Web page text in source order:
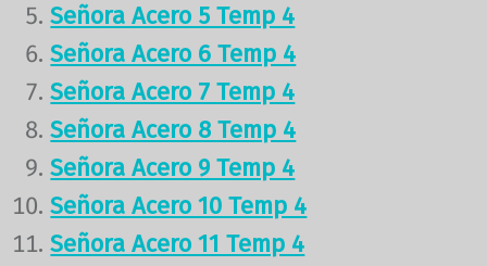
Señora Acero 5 Temp 4
Señora Acero 6 Temp 4
Señora Acero 7 Temp 4
Señora Acero 8 Temp 4
Señora Acero 9 Temp 4
Señora Acero 10 Temp 4
Señora Acero 11 Temp 4